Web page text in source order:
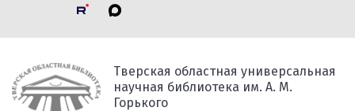
Тверская областная универсальная
научная библиотека им. А. М.
Горького